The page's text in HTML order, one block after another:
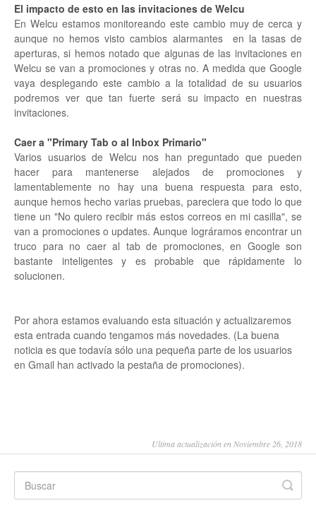
El impacto de esto en las invitaciones de Welcu
En Welcu estamos monitoreando este cambio muy de cerca y
aunque no hemos visto cambios alarmantes en la tasas de
aperturas, si hemos notado que algunas de las invitaciones en
Welcu se van a promociones y otras no. A medida que Google
vaya desplegando este cambio a la totalidad de su usuarios
podremos ver que tan fuerte será su impacto en nuestras
invitaciones.
Caer a "Primary Tab o al Inbox Primario"
Varios usuarios de Welcu nos han preguntado que pueden
hacer para mantenerse alejados de promociones y
lamentablemente no hay una buena respuesta para esto,
aunque hemos hecho varias pruebas, pareciera que todo lo que
tiene un "No quiero recibir más estos correos en mi casilla", se
van a promociones o updates. Aunque lográramos encontrar un
truco para no caer al tab de promociones, en Google son
bastante inteligentes y es probable que rápidamente lo
solucionen.
Por ahora estamos evaluando esta situación y actualizaremos
esta entrada cuando tengamos más novedades. (La buena
noticia es que todavía sólo una pequeña parte de los usuarios
en Gmail han activado la pestaña de promociones).
Ultima actualización en Noviembre 26, 2018